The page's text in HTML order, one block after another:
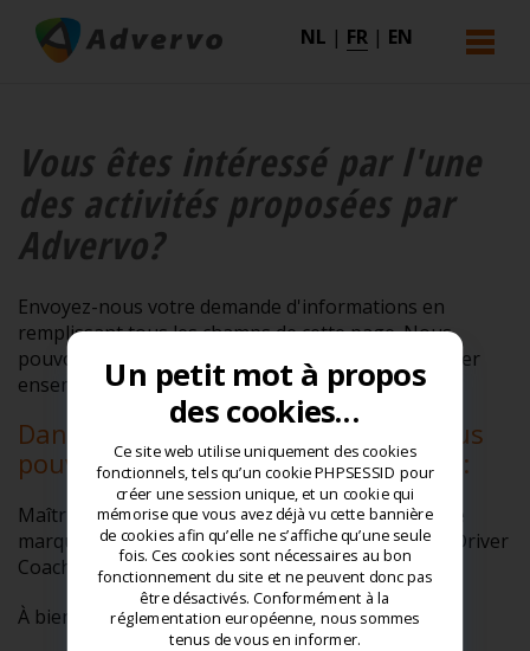
NL | FR | EN
Vous êtes intéressé par l'une
des activités proposées par
Advervo?
Envoyez-nous votre demande d'informations en
remplissant tous les champs de cette page. Nous
pouvons rapidement vous contacter pour organiser
ensemble une formation ou un autre programme.
Dans le champ "Votre message", vous
pouvez déjà noter un type d’activité :
Maîtrise de véhicule - Circulation - Présentation de
marque - Voiture classique - Conduite Expat - GT Driver
Coach - Divers.
À bientôt !
Un petit mot à propos
des cookies...
Ce site web utilise uniquement des cookies
fonctionnels, tels qu’un cookie PHPSESSID pour
créer une session unique, et un cookie qui
mémorise que vous avez déjà vu cette bannière
de cookies afin qu’elle ne s’affiche qu’une seule
fois. Ces cookies sont nécessaires au bon
fonctionnement du site et ne peuvent donc pas
être désactivés. Conformément à la
réglementation européenne, nous sommes
tenus de vous en informer.